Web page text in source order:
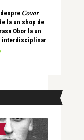
𝐶𝑜𝑣𝑜𝑟
la un shop de
Obor la un